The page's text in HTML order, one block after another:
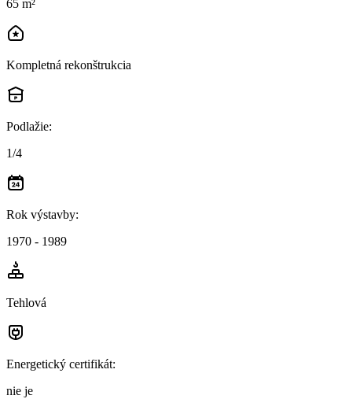
65 m²
Kompletná rekonštrukcia
Podlažie:
1/4
Rok výstavby:
1970 - 1989
Tehlová
Energetický certifikát:
nie je